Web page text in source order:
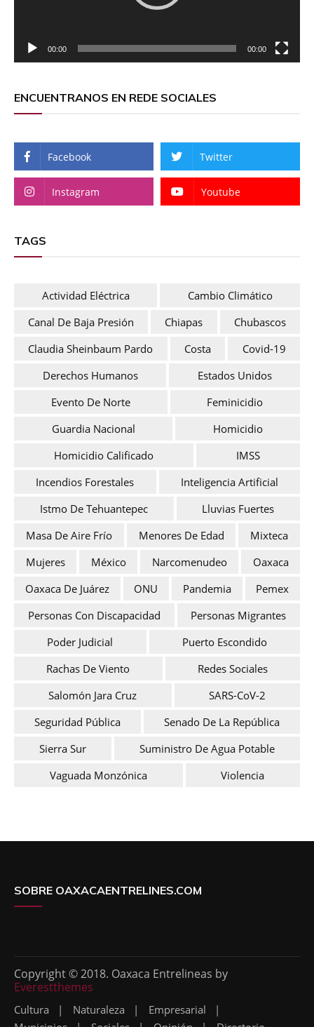
00:00 00:00
ENCUENTRANOS EN REDE SOCIALES
Facebook Twitter
Instagram Youtube
TAGS
Actividad Eléctrica
Cambio Climático
Canal De Baja Presión
Chiapas
Chubascos
Claudia Sheinbaum Pardo
Costa
Covid-19
Derechos Humanos
Estados Unidos
Evento De Norte
Feminicidio
Guardia Nacional
Homicidio
Homicidio Calificado
IMSS
Incendios Forestales
Inteligencia Artificial
Istmo De Tehuantepec
Lluvias Fuertes
Masa De Aire Frío
Menores De Edad
Mixteca
Mujeres
México Narcomenudeo
Oaxaca
Oaxaca De Juárez
ONU Pandemia
Pemex
Personas Con Discapacidad
Personas Migrantes
Poder Judicial
Puerto Escondido
Rachas De Viento
Redes Sociales
Salomón Jara Cruz
SARS-CoV-2
Seguridad Pública
Senado De La República
Sierra Sur
Suministro De Agua Potable
Vaguada Monzónica
Violencia
SOBRE OAXACAENTRELINES.COM
Copyright © 2018. Oaxaca Entrelineas by
Everestthemes
Cultura Naturaleza
Empresarial